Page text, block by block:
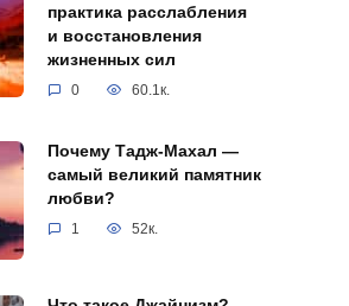
практика расслабления
и восстановления
жизненных сил
0 60.1к.
Почему Тадж-Махал —
самый великий памятник
любви?
1 52к.